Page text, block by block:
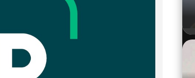
Côte d'Ivoire : Man, deux
personnes périssent dans un